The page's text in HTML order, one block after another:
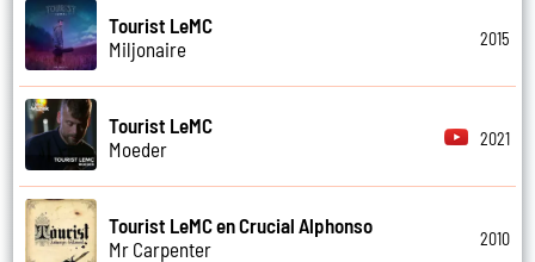
Tourist LeMC
Miljonaire
2015
Tourist LeMC
Moeder
2021
Tourist LeMC en Crucial Alphonso
Mr Carpenter
2010